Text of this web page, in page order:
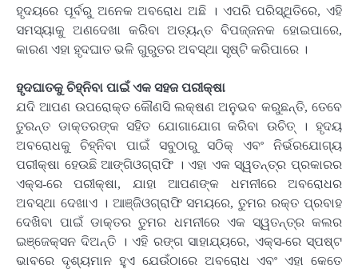
ହୃଦୟରେ ପୂର୍ବରୁ ଅନେକ ଅବରୋଧ ଅଛି । ଏପରି ପରିସ୍ଥିତିରେ, ଏହି
ସମସ୍ୟାକୁ ଅଣଦେଖା କରିବା ଅତ୍ୟନ୍ତ ବିପଜ୍ଜନକ ହୋଇପାରେ,
କାରଣ ଏହା ହୃଦଘାତ ଭଳି ଗୁରୁତର ଅବସ୍ଥା ସୃଷ୍ଟି କରିପାରେ ।
ହୃଦଘାତକୁ ଚିହ୍ନିବା ପାଇଁ ଏକ ସହଜ ପରୀକ୍ଷା
ଯଦି ଆପଣ ଉପରୋକ୍ତ କୌଣସି ଲକ୍ଷଣ ଅନୁଭବ କରୁଛନ୍ତି, ତେବେ
ତୁରନ୍ତ ଡାକ୍ତରଙ୍କ ସହିତ ଯୋଗାଯୋଗ କରିବା ଉଚିତ୍ । ହୃଦୟ
ଅବରୋଧକୁ ଚିହ୍ନିବା ପାଇଁ ସବୁଠାରୁ ସଠିକ୍ ଏବଂ ନିର୍ଭରଯୋଗ୍ୟ
ପରୀକ୍ଷା ହେଉଛି ଆଙ୍ଗିଓଗ୍ରାଫି । ଏହା ଏକ ସ୍ୱତନ୍ତ୍ର ପ୍ରକାରର
ଏକ୍ସ-ରେ ପରୀକ୍ଷା, ଯାହା ଆପଣଙ୍କ ଧମନୀରେ ଅବରୋଧର
ଅବସ୍ଥା ଦେଖାଏ । ଆଞ୍ଜିଓଗ୍ରାଫି ସମୟରେ, ତୁମର ରକ୍ତ ପ୍ରବାହ
ଦେଖିବା ପାଇଁ ଡାକ୍ତର ତୁମର ଧମନୀରେ ଏକ ସ୍ୱତନ୍ତ୍ର କଲର
ଇଞ୍ଜେକ୍ସନ ଦିଅନ୍ତି । ଏହି ରଙ୍ଗ ସାହାଯ୍ୟରେ, ଏକ୍ସ-ରେ ସ୍ପଷ୍ଟ
ଭାବରେ ଦୃଶ୍ୟମାନ ହୁଏ ଯେଉଁଠାରେ ଅବରୋଧ ଏବଂ ଏହା କେତେ